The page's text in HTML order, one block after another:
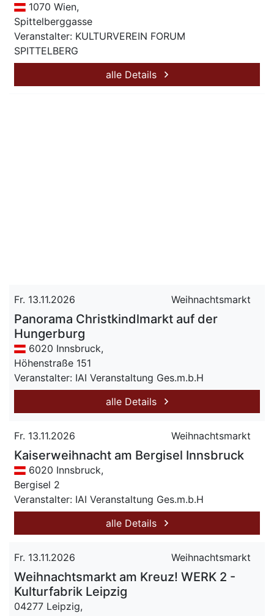
1070 Wien,
Spittelberggasse
Veranstalter: KULTURVEREIN FORUM
SPITTELBERG
alle Details
Fr. 13.11.2026 Weihnachtsmarkt
Panorama Christkindlmarkt auf der
Hungerburg
6020 Innsbruck,
Höhenstraße 151
Veranstalter: IAI Veranstaltung Ges.m.b.H
alle Details
Fr. 13.11.2026 Weihnachtsmarkt
Kaiserweihnacht am Bergisel Innsbruck
6020 Innsbruck,
Bergisel 2
Veranstalter: IAI Veranstaltung Ges.m.b.H
alle Details
Fr. 13.11.2026 Weihnachtsmarkt
Weihnachtsmarkt am Kreuz! WERK 2 -
Kulturfabrik Leipzig
04277 Leipzig,